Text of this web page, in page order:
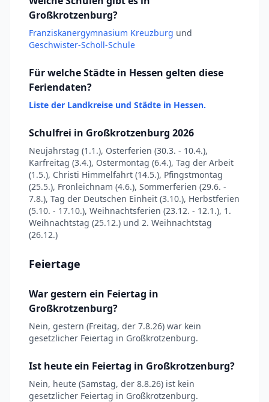
Großkrotzenburg?
Franziskanergymnasium Kreuzburg und
Geschwister-Scholl-Schule
Für welche Städte in Hessen gelten diese
Feriendaten?
Liste der Landkreise und Städte in Hessen.
Schulfrei in Großkrotzenburg 2026
Neujahrstag (1.1.), Osterferien (30.3. - 10.4.),
Karfreitag (3.4.), Ostermontag (6.4.), Tag der Arbeit
(1.5.), Christi Himmelfahrt (14.5.), Pfingstmontag
(25.5.), Fronleichnam (4.6.), Sommerferien (29.6. -
7.8.), Tag der Deutschen Einheit (3.10.), Herbstferien
(5.10. - 17.10.), Weihnachtsferien (23.12. - 12.1.), 1.
Weihnachtstag (25.12.) und 2. Weihnachtstag
(26.12.)
Feiertage
War gestern ein Feiertag in
Großkrotzenburg?
Nein, gestern (Freitag, der 7.8.26) war kein
gesetzlicher Feiertag in Großkrotzenburg.
Ist heute ein Feiertag in Großkrotzenburg?
Nein, heute (Samstag, der 8.8.26) ist kein
gesetzlicher Feiertag in Großkrotzenburg.